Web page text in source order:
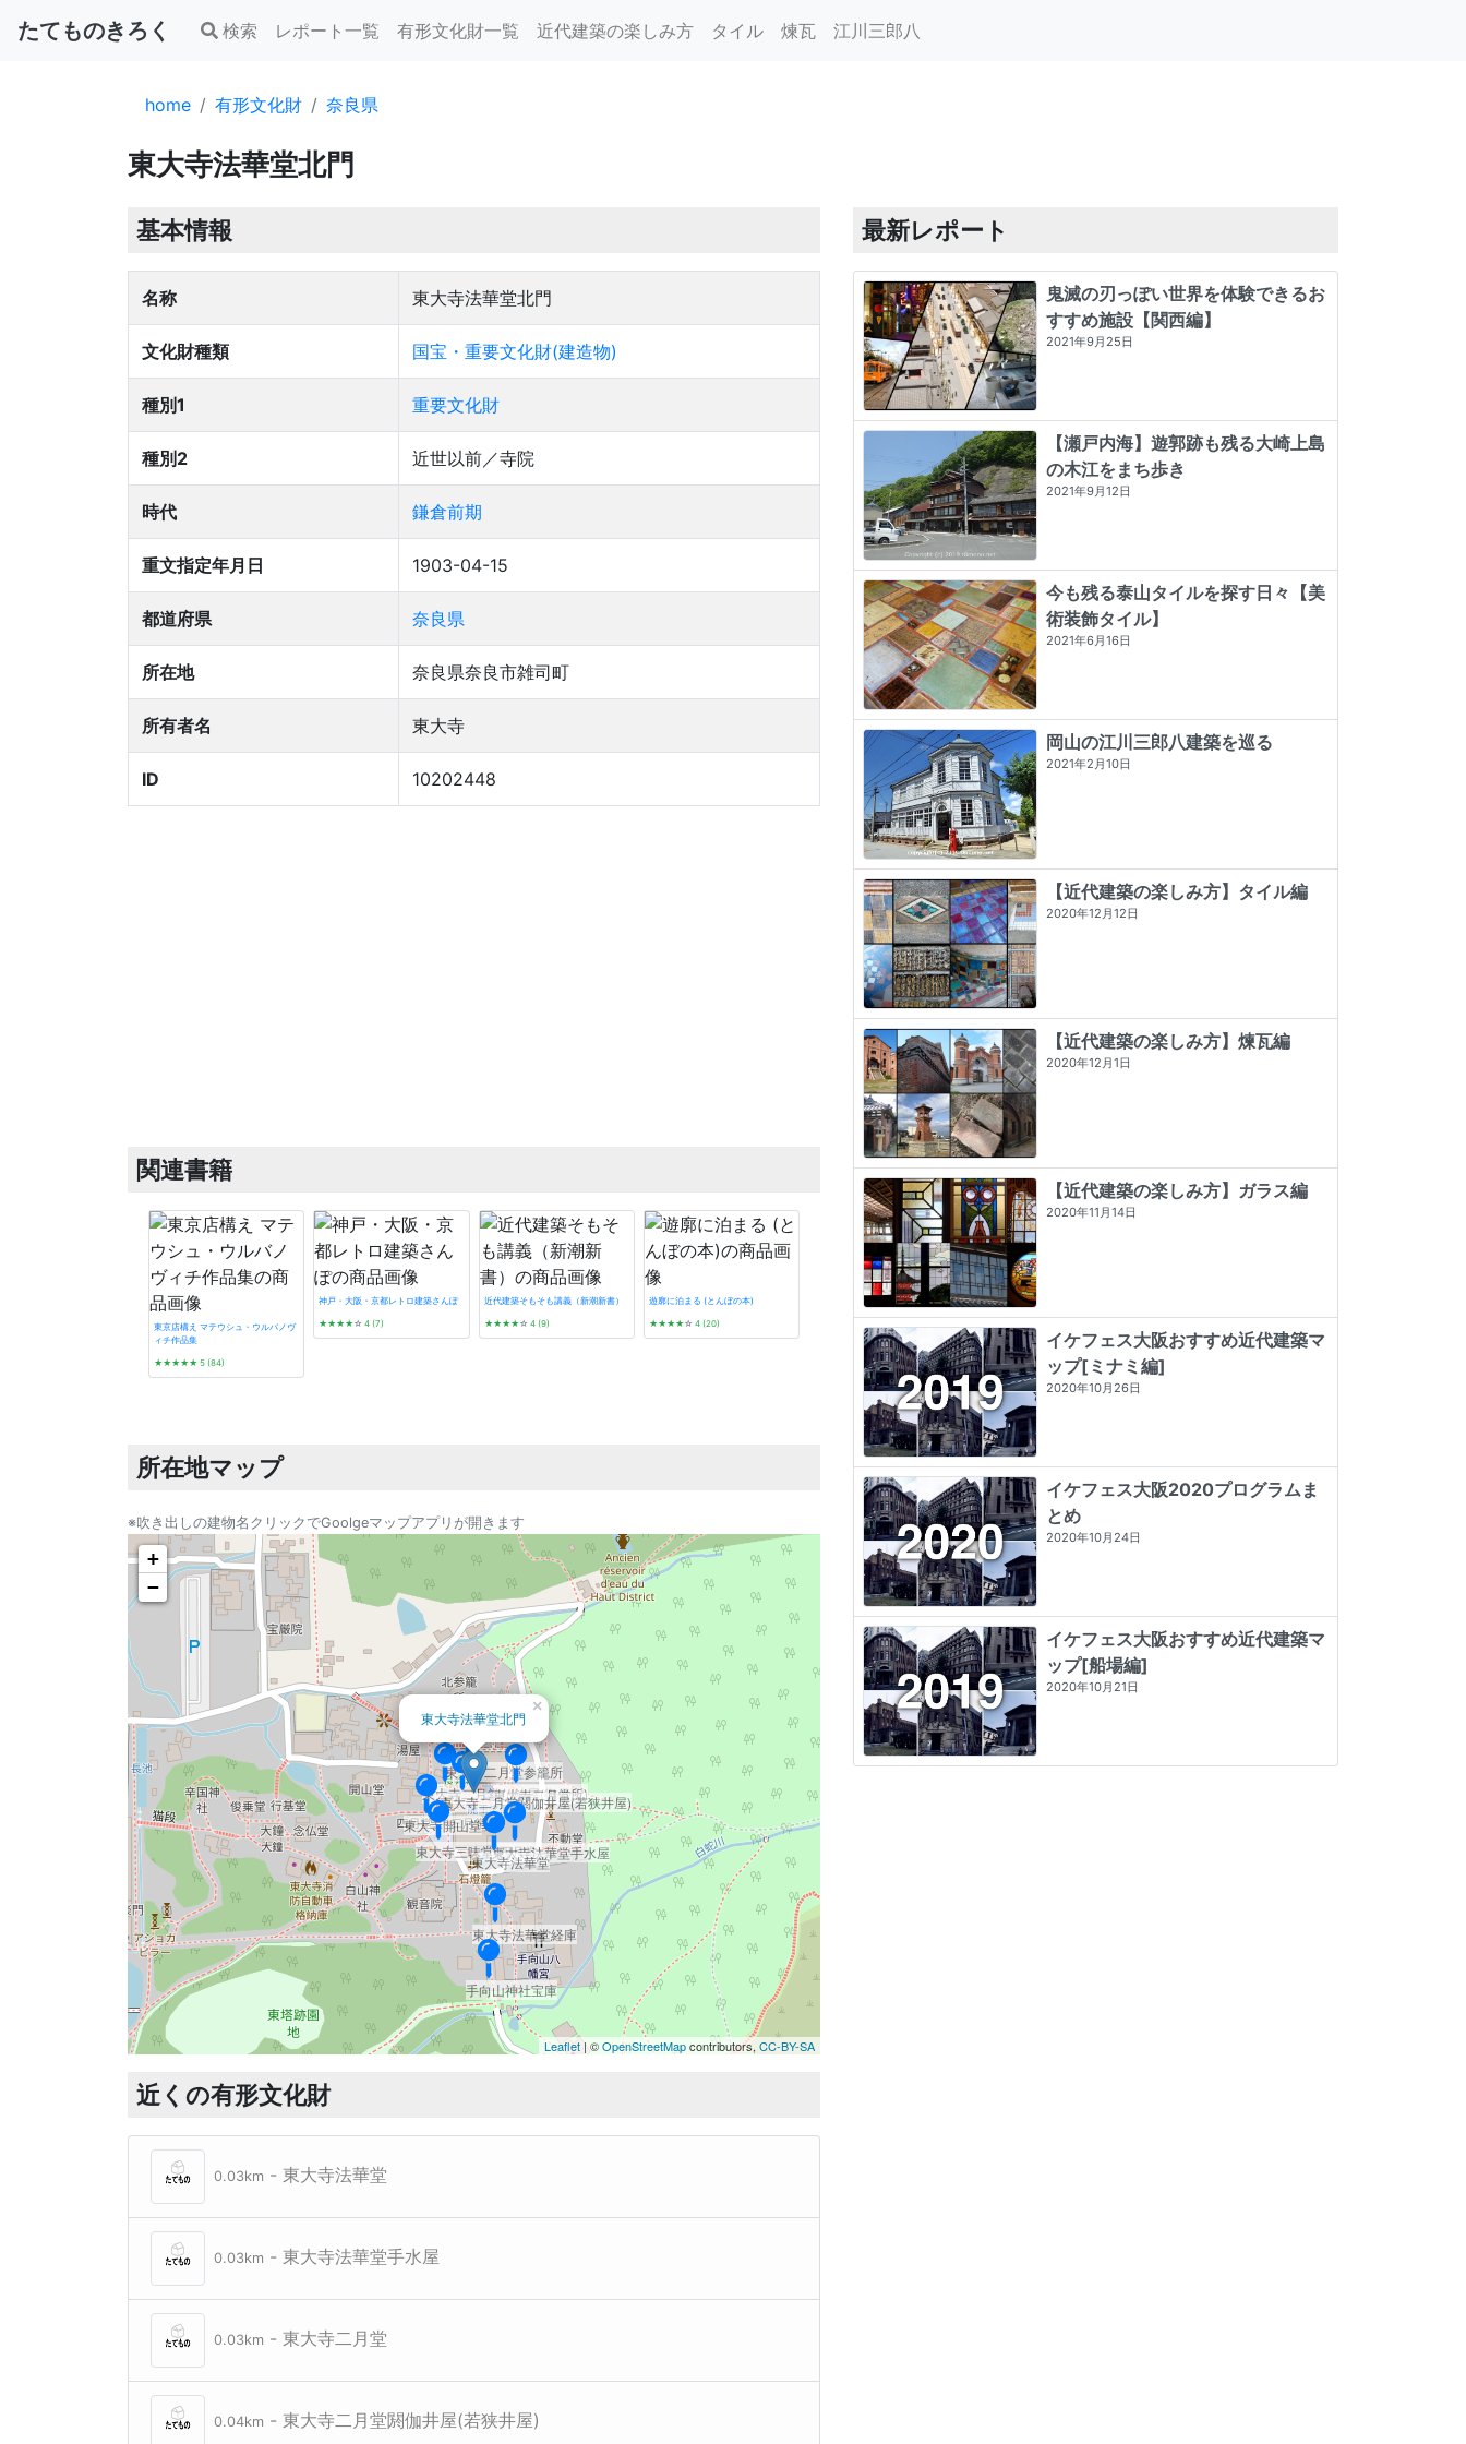
たてものきろく 検索 レポート一覧 有形文化財一覧 近代建築の楽しみ方 タイル 煉瓦 江川三郎八
home 有形文化財 奈良県
東大寺法華堂北門
基本情報
名称 東大寺法華堂北門
文化財種類 国宝・重要文化財(建造物)
種別1 重要文化財
種別2 近世以前／寺院
時代 鎌倉前期
重文指定年月日 1903-04-15
都道府県 奈良県
所在地 奈良県奈良市雑司町
所有者名 東大寺
ID 10202448
関連書籍
東京店構え マテウシュ・ウルバノヴ
ィチ作品集
★★★★★ 5 (84)
神戸・大阪・京都レトロ建築さんぽ
★★★★☆ 4 (7)
近代建築そもそも講義（新潮新書）
★★★★☆ 4 (9)
遊廓に泊まる (とんぼの本)
★★★★☆ 4 (20)
看板建築図鑑
5 (3)
プレモダン建築巡礼
★★★★★ 5 (5)
デザイン/近代建築史―1851年から現
所在地マップ
※吹き出しの建物名クリックでGoolgeマップアプリが開きます
東大寺法華堂
東大寺法華堂手水屋
東大寺二月堂
東大寺二月堂閼伽井屋(若狭井屋)
東大寺二月堂参籠所
東大寺二月堂仏餉屋(御供所)
東大寺三昧堂(四月堂)
東大寺法華堂経庫
東大寺開山堂
手向山神社宝庫
東大寺法華堂北門
×
+
−
Leaflet | ©OpenStreetMapcontributors, CC-BY-SA
近くの有形文化財
0.03km - 東大寺法華堂
0.03km - 東大寺法華堂手水屋
0.03km - 東大寺二月堂
0.04km - 東大寺二月堂閼伽井屋(若狭井屋)
最新レポート
鬼滅の刃っぽい世界を体験できるお
すすめ施設【関西編】
2021年9月25日
【瀬戸内海】遊郭跡も残る大崎上島
の木江をまち歩き
2021年9月12日
今も残る泰山タイルを探す日々【美
術装飾タイル】
2021年6月16日
岡山の江川三郎八建築を巡る
2021年2月10日
【近代建築の楽しみ方】タイル編
2020年12月12日
【近代建築の楽しみ方】煉瓦編
2020年12月1日
【近代建築の楽しみ方】ガラス編
2020年11月14日
イケフェス大阪おすすめ近代建築マ
ップ[ミナミ編]
2020年10月26日
イケフェス大阪2020プログラムま
とめ
2020年10月24日
イケフェス大阪おすすめ近代建築マ
ップ[船場編]
2020年10月21日